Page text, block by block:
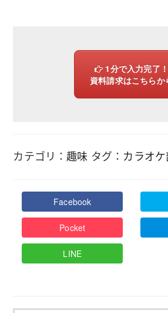
1分で入力完了！
資料請求はこちらか
カテゴリ： 趣味 タグ： カラオケ
Facebook
Pocket
LINE